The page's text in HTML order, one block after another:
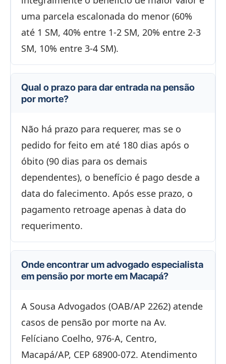
uma parcela escalonada do menor (60%
até 1 SM, 40% entre 1-2 SM, 20% entre 2-3
SM, 10% entre 3-4 SM).
Qual o prazo para dar entrada na pensão
por morte?
Não há prazo para requerer, mas se o
pedido for feito em até 180 dias após o
óbito (90 dias para os demais
dependentes), o benefício é pago desde a
data do falecimento. Após esse prazo, o
pagamento retroage apenas à data do
requerimento.
Onde encontrar um advogado especialista
em pensão por morte em Macapá?
A Sousa Advogados (OAB/AP 2262) atende
casos de pensão por morte na Av.
Felíciano Coelho, 976-A, Centro,
Macapá/AP, CEP 68900-072. Atendimento